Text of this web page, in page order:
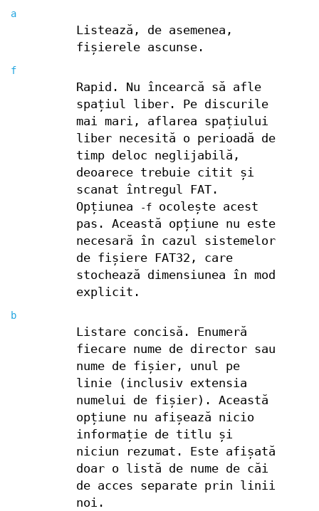
a
Listează, de asemenea,
fișierele ascunse.
f
Rapid. Nu încearcă să afle
spațiul liber. Pe discurile
mai mari, aflarea spațiului
liber necesită o perioadă de
timp deloc neglijabilă,
deoarece trebuie citit și
scanat întregul FAT.
Opțiunea
-focolește acest
pas. Această opțiune nu este
necesară în cazul sistemelor
de fișiere FAT32, care
stochează dimensiunea în mod
explicit.
b
Listare concisă. Enumeră
fiecare nume de director sau
nume de fișier, unul pe
linie (inclusiv extensia
numelui de fișier). Această
opțiune nu afișează nicio
informație de titlu și
niciun rezumat. Este afișată
doar o listă de nume de căi
de acces separate prin linii
noi.